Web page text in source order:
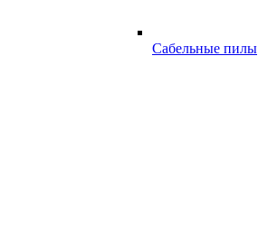
Сабельные пилы